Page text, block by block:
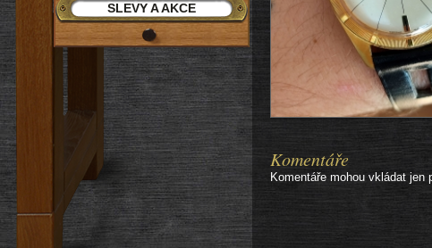
Komentáře
Komentáře mohou vkládat jen
SLEVY A AKCE